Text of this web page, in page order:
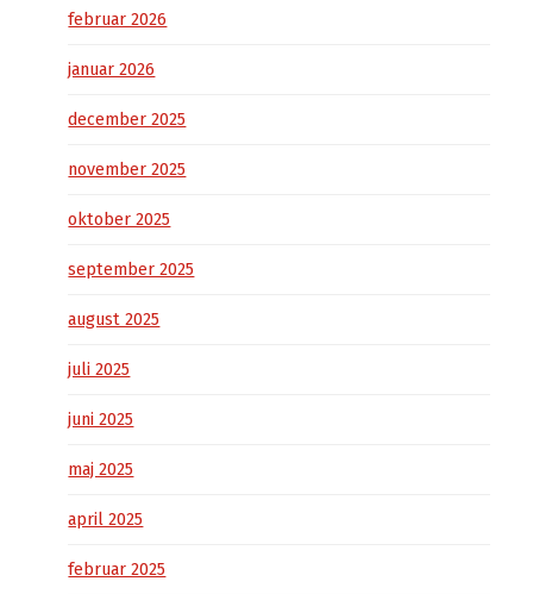
februar 2026
januar 2026
december 2025
november 2025
oktober 2025
september 2025
august 2025
juli 2025
juni 2025
maj 2025
april 2025
februar 2025